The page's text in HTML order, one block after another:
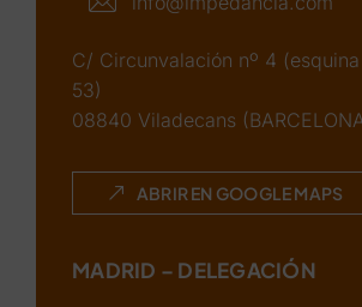
C/ Circunvalación nº 4
53)
08840 Viladecans
ABRIR EN GOOGLE MAPS
MADRID – DELEGACIÓN